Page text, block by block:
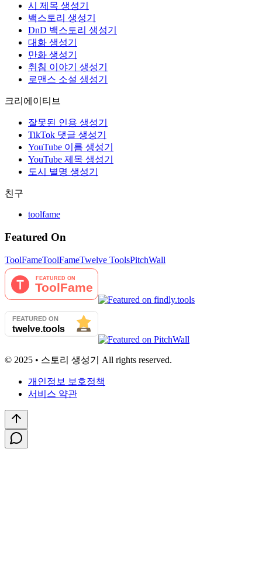
시 제목 생성기
백스토리 생성기
DnD 백스토리 생성기
대화 생성기
만화 생성기
취침 이야기 생성기
로맨스 소설 생성기
크리에이티브
잘못된 인용 생성기
TikTok 댓글 생성기
YouTube 이름 생성기
YouTube 제목 생성기
도시 별명 생성기
친구
toolfame
Featured On
ToolFameToolFameTwelve ToolsPitchWall
© 2025 • 스토리 생성기 All rights reserved.
개인정보 보호정책
서비스 약관